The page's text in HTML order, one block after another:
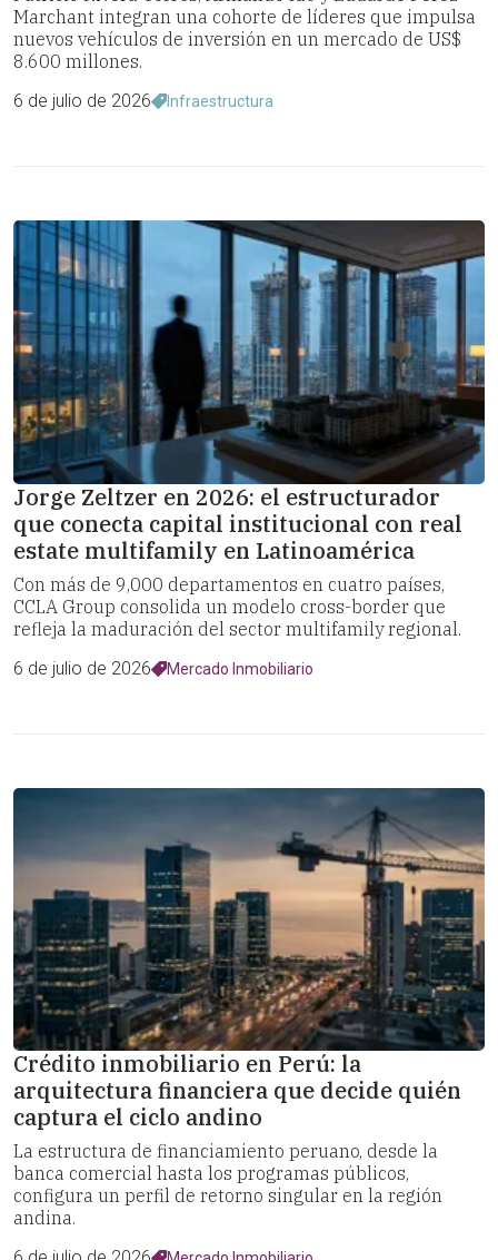
Marchant integran una cohorte de líderes que impulsa
nuevos vehículos de inversión en un mercado de US$
8.600 millones.
6 de julio de 2026 Infraestructura
Jorge Zeltzer en 2026: el estructurador
que conecta capital institucional con real
estate multifamily en Latinoamérica
Con más de 9,000 departamentos en cuatro países,
CCLA Group consolida un modelo cross-border que
refleja la maduración del sector multifamily regional.
6 de julio de 2026 Mercado Inmobiliario
Crédito inmobiliario en Perú: la
arquitectura financiera que decide quién
captura el ciclo andino
La estructura de financiamiento peruano, desde la
banca comercial hasta los programas públicos,
configura un perfil de retorno singular en la región
andina.